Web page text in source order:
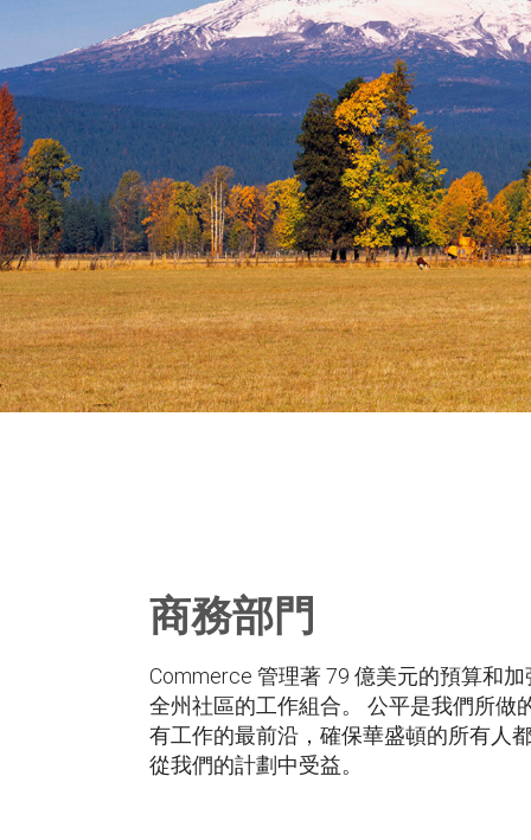
商務部門
Commerce 管理著 79 億美元的預算和加
全州社區的工作組合。 公平是我們所做
有工作的最前沿，確保華盛頓的所有人
從我們的計劃中受益。